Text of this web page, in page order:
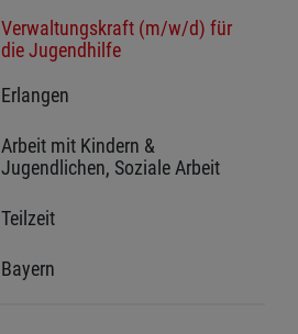
Verwaltungskraft (m/w/d) für
die Jugendhilfe
Erlangen
Arbeit mit Kindern &
Jugendlichen, Soziale Arbeit
Teilzeit
Bayern